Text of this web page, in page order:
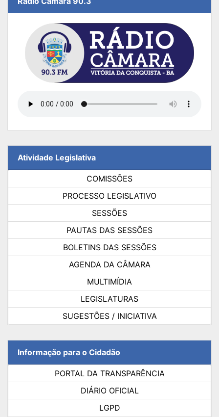
Atividade Legislativa
COMISSÕES
PROCESSO LEGISLATIVO
SESSÕES
PAUTAS DAS SESSÕES
BOLETINS DAS SESSÕES
AGENDA DA CÂMARA
MULTIMÍDIA
LEGISLATURAS
SUGESTÕES / INICIATIVA
Informação para o Cidadão
PORTAL DA TRANSPARÊNCIA
DIÁRIO OFICIAL
LGPD